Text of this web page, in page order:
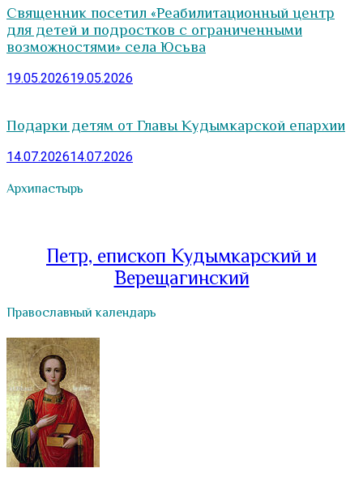
Священник посетил «Реабилитационный центр
для детей и подростков с ограниченными
возможностями» села Юсьва
19.05.202619.05.2026
Подарки детям от Главы Кудымкарской епархии
14.07.202614.07.2026
Архипастырь
Петр, епископ Кудымкарский и
Верещагинский
Православный календарь